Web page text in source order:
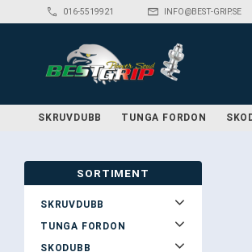
phone 016-5519921 mail_outline INFO@BEST-GRIP.SE
SKRUVDUBB TUNGA FORDON
SORTIMENT
SKRUVDUBB
TUNGA FORDON
SKODUBB